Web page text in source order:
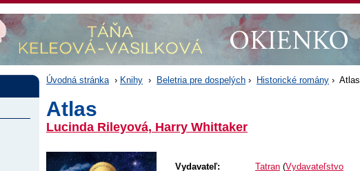
Úvodná stránka › Knihy › Beletria pre dospelých › Historické romány › Atlas
Atlas
Lucinda Rileyová, Harry Whittaker
Vydavateľ: Tatran (Vydavateľstvo